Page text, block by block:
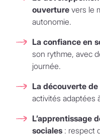
ouverture vers le
autonomie.
La confiance en
son rythme, avec
journée.
La découverte
activités adaptées
L’apprentissage
sociales : respect